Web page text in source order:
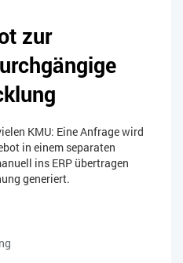
zur
KMU: Eine Anfrage wird
in einem separaten
ins ERP übertragen
generiert.